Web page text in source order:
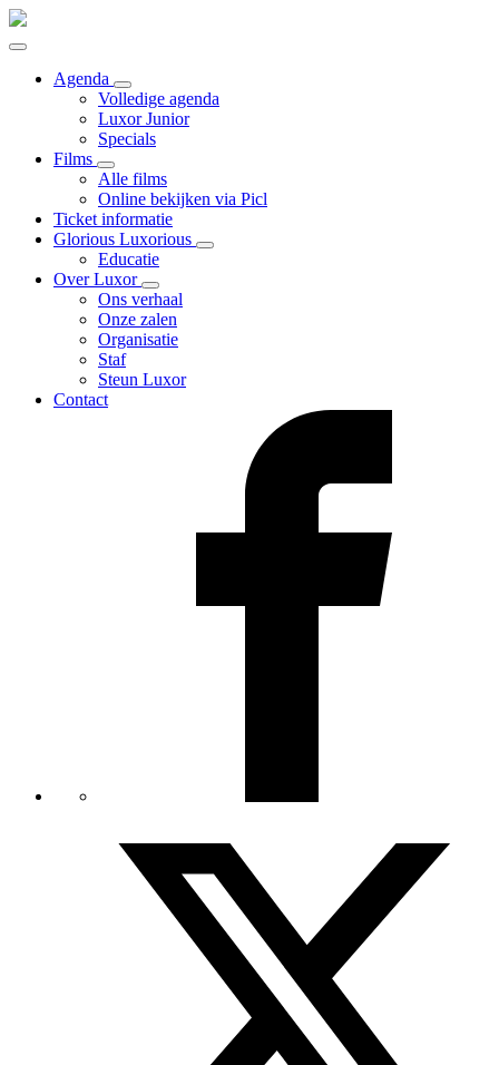
Agenda
Volledige agenda
Luxor Junior
Specials
Films
Alle films
Online bekijken via Picl
Ticket informatie
Glorious Luxorious
Educatie
Over Luxor
Ons verhaal
Onze zalen
Organisatie
Staf
Steun Luxor
Contact